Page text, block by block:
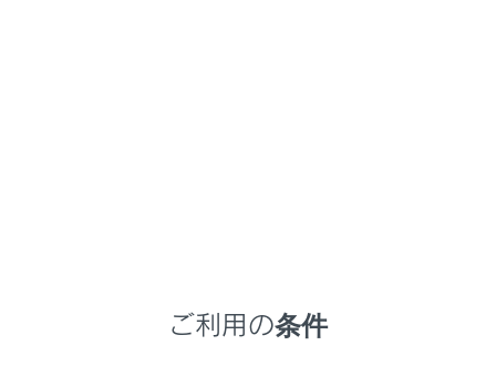
ず次のことを確認してください。
ご利用の条件